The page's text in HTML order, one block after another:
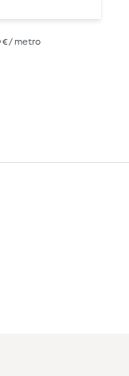
€ / metro